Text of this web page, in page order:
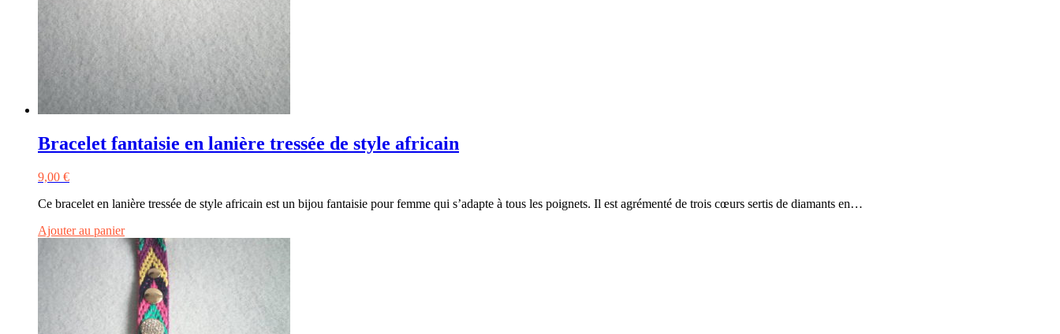
Bracelet fantaisie en lanière tressée de style africain
9,00 €
Ce bracelet en lanière tressée de style africain est un bijou fantaisie pour femme qui s’adapte à tous les poignets. Il est agrémenté de trois cœurs sertis de diamants en…
Ajouter au panier